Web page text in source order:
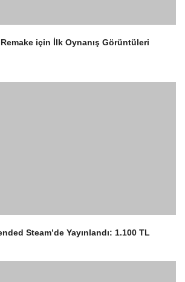
için İlk Oynanış Görüntüleri
Steam’de Yayınlandı: 1.100 TL